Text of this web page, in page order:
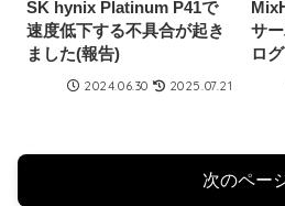
SK hynix Platinum P41で
速度低下する不具合が起き
ました(報告)
2024.06.30 2025.07.21
サ
ロ
解
次のペー